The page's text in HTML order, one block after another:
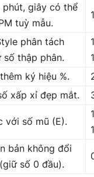
giây có thể
tuỳ mẫu.
phân tách
số thập phân.
ký hiệu %.
xấp xỉ đẹp mắt.
với số mũ (E).
bản không đổi
số 0 đầu).